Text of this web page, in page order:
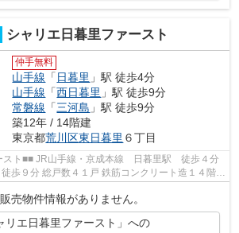
シャリエ日暮里ファースト
仲手無料
山手線 「 日暮里 」駅 徒歩4分
山手線 「西日暮里 」駅 徒歩9分
常磐線 「三河島 」駅 徒歩9分
築12年 / 14階建
東京都荒川区東日暮里 ６丁目
暮里駅 徒歩４分
リート造１４階建
売物件情報がありません。
リエ日暮里ファースト」への